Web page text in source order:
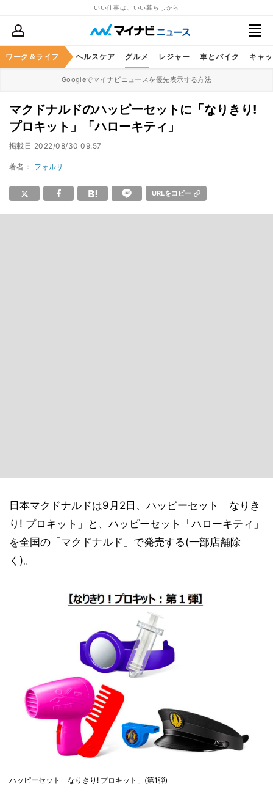
いい仕事は、いい暮らしから
ワーク＆ライフ
マネー 暮らし ヘルスケア グルメ レジャー 車とバイク キャ
Googleでマイナビニュースを優先表示する方法
マクドナルドのハッピーセットに「なりきり!
プロキット」「ハローキティ」
掲載日 2022/08/30 09:57
著者： フォルサ
URLをコピー
日本マクドナルドは9月2日、ハッピーセット「なりき
り! プロキット」と、ハッピーセット「ハローキティ」
を全国の「マクドナルド」で発売する(一部店舗除
く)。
ハッピーセット「なりきり! プロキット」(第1弾)